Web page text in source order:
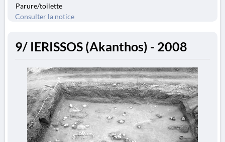
Parure/toilette
Consulter la notice
9/ IERISSOS (Akanthos) - 2008